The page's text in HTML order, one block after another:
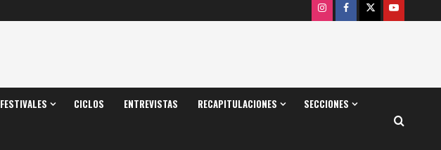
InstagramFacebook
X Youtube
FESTIVALES CICLOS ENTREVISTAS RECAPITULACIONES SECCIONES